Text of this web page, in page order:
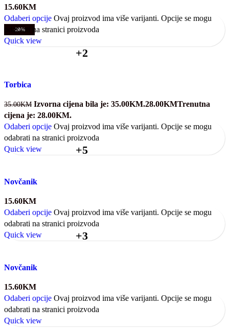
15.60KM
Odaberi opcije Ovaj proizvod ima više varijanti. Opcije se mogu
odabrati na stranici proizvoda
Quick view
-20%
+2
Torbica
35.00KM Izvorna cijena bila je: 35.00KM.28.00KMTrenutna
cijena je: 28.00KM.
Odaberi opcije Ovaj proizvod ima više varijanti. Opcije se mogu
odabrati na stranici proizvoda
Quick view
+5
Novčanik
15.60KM
Odaberi opcije Ovaj proizvod ima više varijanti. Opcije se mogu
odabrati na stranici proizvoda
Quick view
+3
Novčanik
15.60KM
Odaberi opcije Ovaj proizvod ima više varijanti. Opcije se mogu
odabrati na stranici proizvoda
Quick view